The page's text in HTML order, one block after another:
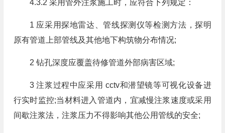
4.3.2 采用管外注浆施工时，应符合下列规定：
1 应采用探地雷达、管线探测仪等检测方法，探明
原有管道上部管线及其他地下构筑物分布情况;
2 钻孔深度应覆盖待修管道外部病害区域;
3 注浆过程中应采用 cctv和潜望镜等可视化设备进
行实时监控;当材料进入管道内，宜减慢注浆速度或采用
间歇注浆法，注浆压力不得影响其他公用管线的安全;